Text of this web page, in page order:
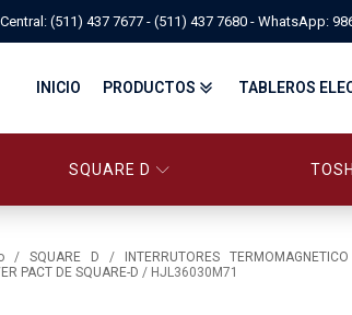
Central: (511) 437 7677 - (511) 437 7680 - WhatsApp:
INICIO PRODUCTOS TABLEROS
PANELBOARD,
SQUARE D
/ SQUARE D /
INTERRUTORES TERMOMAGNETICO
PACT DE SQUARE-D / HJL36030M71